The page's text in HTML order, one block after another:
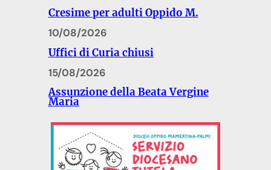
Cresime per adulti Oppido M.
10/08/2026
Uffici di Curia chiusi
15/08/2026
Assunzione della Beata Vergine
Maria